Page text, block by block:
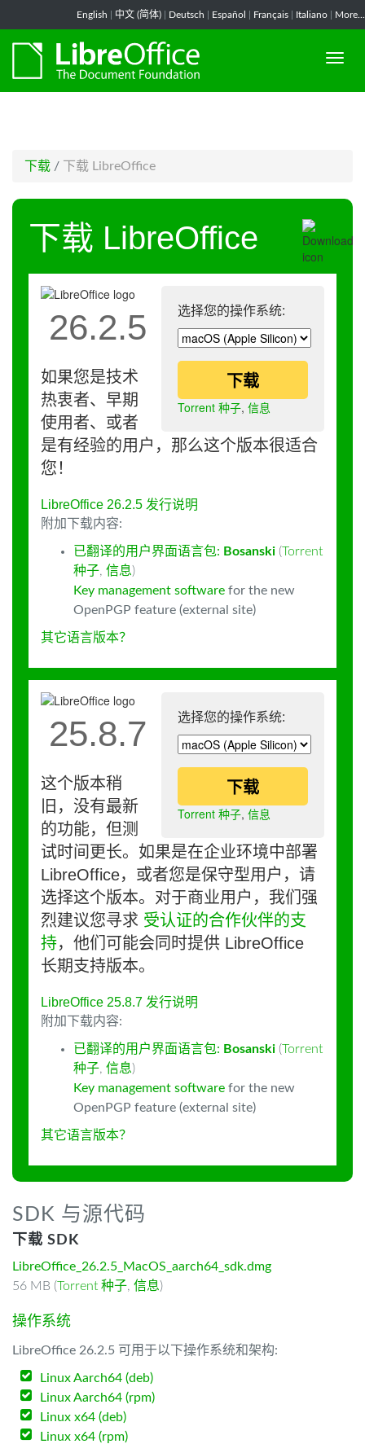
English 中文 (简体) Deutsch Español Français Italiano More...
下载 / 下载 LibreOffice
下载 LibreOffice
选择您的操作系统:
下载
Torrent 种子, 信息
26.2.5
如果您是技术
热衷者、早期
使用者、或者
是有经验的用户，那么这个版本很适合
您！
LibreOffice 26.2.5 发行说明
附加下载内容:
已翻译的用户界面语言包: Bosanski (Torrent
种子, 信息)
Key management software for the new
OpenPGP feature (external site)
其它语言版本？
选择您的操作系统:
下载
Torrent 种子, 信息
25.8.7
这个版本稍
旧，没有最新
的功能，但测
试时间更长。如果是在企业环境中部署
LibreOffice，或者您是保守型用户，请
选择这个版本。对于商业用户，我们强
烈建议您寻求 受认证的合作伙伴的支
持，他们可能会同时提供 LibreOffice
长期支持版本。
LibreOffice 25.8.7 发行说明
附加下载内容:
已翻译的用户界面语言包: Bosanski (Torrent
种子, 信息)
Key management software for the new
OpenPGP feature (external site)
其它语言版本？
SDK 与源代码
下载 SDK
LibreOffice_26.2.5_MacOS_aarch64_sdk.dmg
56 MB (Torrent 种子, 信息)
操作系统
LibreOffice 26.2.5 可用于以下操作系统和架构:
Linux Aarch64 (deb)
Linux Aarch64 (rpm)
Linux x64 (deb)
Linux x64 (rpm)